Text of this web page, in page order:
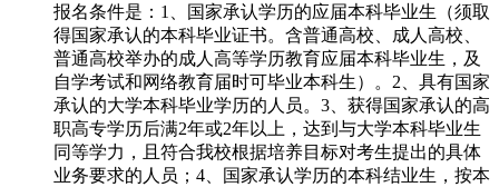
报名条件是：1、国家承认学历的应届本科毕业生（须取
得国家承认的本科毕业证书。含普通高校、成人高校、
普通高校举办的成人高等学历教育应届本科毕业生，及
自学考试和网络教育届时可毕业本科生）。2、具有国家
承认的大学本科毕业学历的人员。3、获得国家承认的高
职高专学历后满2年或2年以上，达到与大学本科毕业生
同等学力，且符合我校根据培养目标对考生提出的具体
业务要求的人员；4、国家承认学历的本科结业生，按本